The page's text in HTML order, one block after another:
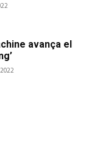
avança el